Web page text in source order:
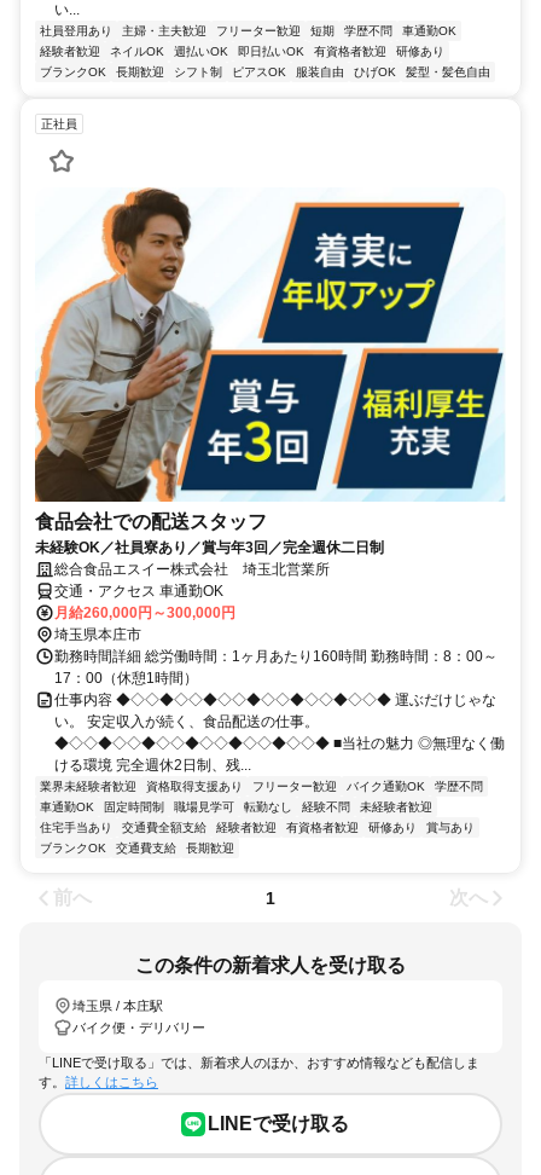
い...
社員登用あり 主婦・主夫歓迎 フリーター歓迎 短期 学歴不問
車通勤OK
経験者歓迎
ネイルOK 週払いOK 即日払いOK 有資格者歓迎
研修あり
ブランクOK
長期歓迎 シフト制 ピアスOK 服装自由 ひげOK 髪型・髪色自由
正社員
食品会社での配送スタッフ
未経験OK／社員寮あり／賞与年3回／完全週休二日制
総合食品エスイー株式会社 埼玉北営業所
交通・アクセス 車通勤OK
月給260,000円～300,000円
埼玉県本庄市
勤務時間詳細 総労働時間：1ヶ月あたり160時間 勤務時間：8：00～
17：00（休憩1時間）
仕事内容 ◆◇◇◆◇◇◆◇◇◆◇◇◆◇◇◆◇◇◆ 運ぶだけじゃな
い。 安定収入が続く、食品配送の仕事。
◆◇◇◆◇◇◆◇◇◆◇◇◆◇◇◆◇◇◆ ■当社の魅力 ◎無理なく働
ける環境 完全週休2日制、残...
業界未経験者歓迎 資格取得支援あり フリーター歓迎 バイク通勤OK
学歴不問
車通勤OK
固定時間制 職場見学可 転勤なし 経験不問
未経験者歓迎
住宅手当あり
交通費全額支給 経験者歓迎 有資格者歓迎 研修あり
賞与あり
ブランクOK
交通費支給 長期歓迎
前へ 1 次へ
この条件の新着求人を受け取る
埼玉県 / 本庄駅
バイク便・デリバリー
「LINEで受け取る」では、新着求人のほか、おすすめ情報なども配信しま
す。 詳しくはこちら
LINEで受け取る